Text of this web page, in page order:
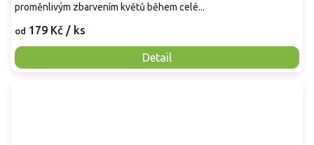
od 179 Kč / ks
Detail
proměnlivým zbarvením květů během celé...